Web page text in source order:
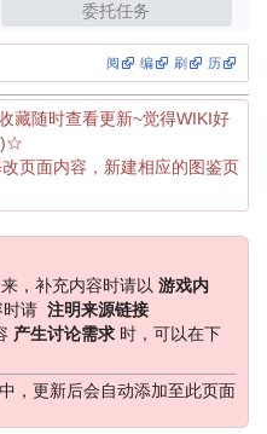
委托任务
阅 编 刷 历
藏随时查看更新~觉得WIKI好
)☆
页面内容，新建相应的图鉴页
，补充内容时请以 游戏内
时请 注明来源链接
产生讨论需求 时，可以在下
，更新后会自动添加至此页面